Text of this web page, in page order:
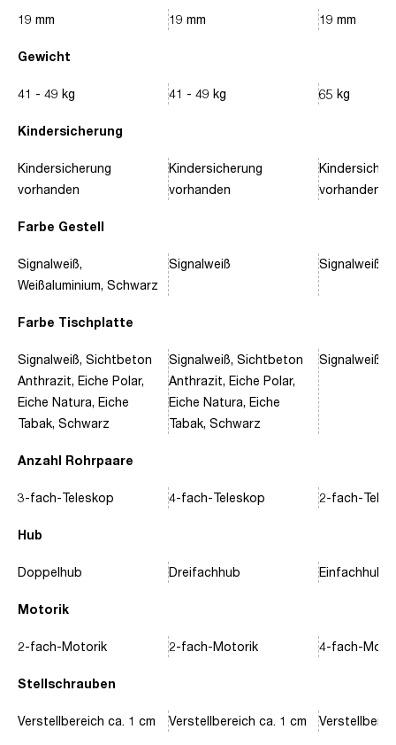
Gewicht
Kindersicherung
Farbe Gestell
Farbe Tischplatte
Anzahl Rohrpaare
Hub
Motorik
Stellschrauben
19 mm
41 - 49 kg
Kindersicherung
vorhanden
Signalweiß,
Weißaluminium, Schwarz
Signalweiß, Sichtbeton
Anthrazit, Eiche Polar,
Eiche Natura, Eiche
Tabak, Schwarz
3-fach-Teleskop
Doppelhub
2-fach-Motorik
Verstellbereich ca. 1 cm
19 mm
41 - 49 kg
Kindersicherung
vorhanden
Signalweiß
Signalweiß, Sichtbeton
Anthrazit, Eiche Polar,
Eiche Natura, Eiche
Tabak, Schwarz
4-fach-Teleskop
Dreifachhub
2-fach-Motorik
Verstellbereich ca. 1 cm
19 mm
65 kg
vorhanden
Signalweiß,
Signalweiß,
2-fach-
Einfachhub
4-fach-